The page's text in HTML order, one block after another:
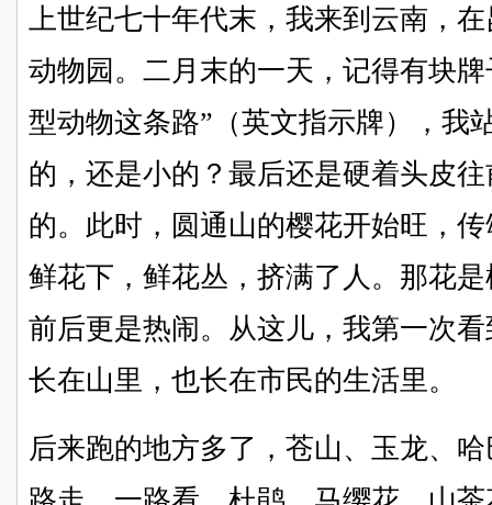
上世纪七十年代末，我来到云南，
动物园。二月末的一天，记得有块
型动物这条路”（英文指示牌），我
的，还是小的？最后还是硬着头皮
的。此时，圆通山的樱花开始旺，
鲜花下，鲜花丛，挤满了人。那花
前后更是热闹。从这儿，我第一次
长在山里，也长在市民的生活里。
后来跑的地方多了，苍山、玉龙、